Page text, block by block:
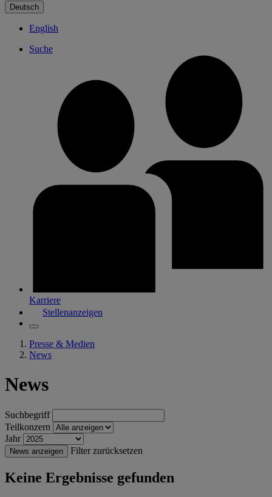
Deutsch
English
Suche
Karriere
Stellenanzeigen
Presse & Medien
News
News
Suchbegriff
Teilkonzern
Jahr
News anzeigen Filter zurücksetzen
Keine Ergebnisse gefunden